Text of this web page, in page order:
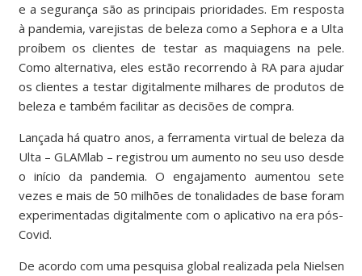
e a segurança são as principais prioridades. Em resposta
à pandemia, varejistas de beleza como a Sephora e a Ulta
proíbem os clientes de testar as maquiagens na pele.
Como alternativa, eles estão recorrendo à RA para ajudar
os clientes a testar digitalmente milhares de produtos de
beleza e também facilitar as decisões de compra.
Lançada há quatro anos, a ferramenta virtual de beleza da
Ulta – GLAMlab – registrou um aumento no seu uso desde
o início da pandemia. O engajamento aumentou sete
vezes e mais de 50 milhões de tonalidades de base foram
experimentadas digitalmente com o aplicativo na era pós-
Covid.
De acordo com uma pesquisa global realizada pela Nielsen